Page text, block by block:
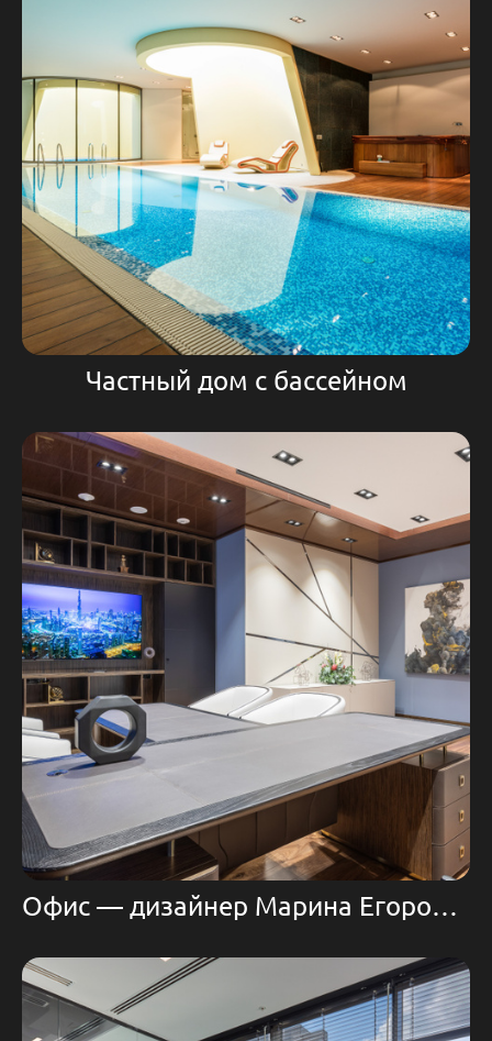
Частный дом с бассейном
Офис — дизайнер Марина Егорова | Domoff Group